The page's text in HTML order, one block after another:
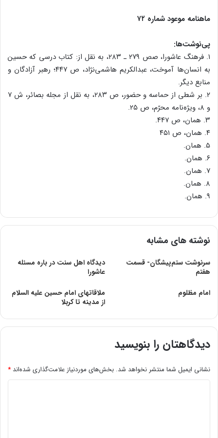
ماهنامه موعود شماره ۷۲
پی‌نوشت‌ها:
۱. فرهنگ عاشورا، صص ۲۷۹ ـ ۲۸۳، به نقل از: کتاب درسی که حسین
به انسان‌ها آموخت، عبدالکریم هاشمی‌نژاد، ص ۴۴۷؛ رهبر آزادگان و
منابع دیگر.
۲. بر شطی از حماسه و حضور، ص ۲۸۳، به نقل از مجله بصائر، ش ۷
و ۸، ویژه‌نامه محرّم، ص ۲۵.
۳. همان، ص ۴۴۷.
۴. همان، ص ۴۵۱
۵. همان.
۶. همان.
۷. همان.
۸. همان.
۹. همان.
نوشته های مشابه
سرنوشت ستم‌پیشگان- قسمت
هفتم
دیدگاه اهل سنت در باره مسئله
عاشورا
امام مظلوم
ملاقاتهاى امام حسين ‏عليه‏ السلام
از مدينه تا كربلا
دیدگاهتان را بنویسید
نشانی ایمیل شما منتشر نخواهد شد. بخش‌های موردنیاز علامت‌گذاری شده‌اند *